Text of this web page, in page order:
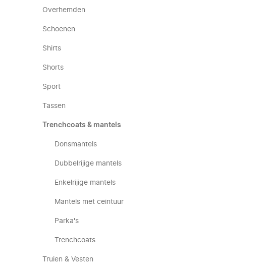
Overhemden
Schoenen
Shirts
Shorts
Sport
Tassen
Trenchcoats & mantels
Donsmantels
Dubbelrijige mantels
Enkelrijige mantels
Mantels met ceintuur
Parka's
Trenchcoats
Truien & Vesten